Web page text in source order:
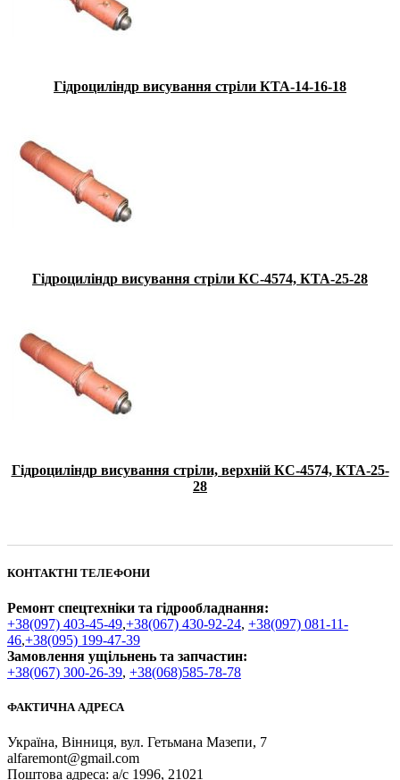
Гідроциліндр висування стріли КТА-14-16-18
Гідроциліндр висування стріли КС-4574, КТА-25-28
Гідроциліндр висування стріли, верхній КС-4574, КТА-25-
28
КОНТАКТНІ ТЕЛЕФОНИ
Ремонт спецтехніки та гідрообладнання:
+38(097) 403-45-49,+38(067) 430-92-24, +38(097) 081-11-
46,+38(095) 199-47-39
Замовлення ущільнень та запчастин:
+38(067) 300-26-39, +38(068)585-78-78
ФАКТИЧНА АДРЕСА
Україна, Вінниця, вул. Гетьмана Мазепи, 7
alfaremont@gmail.com
Поштова адреса: а/с 1996, 21021